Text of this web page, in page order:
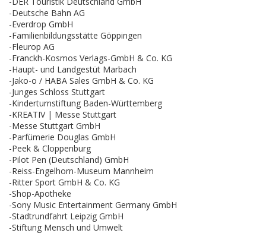
-Deutsche Bahn AG
-Everdrop GmbH
-Familienbildungsstätte Göppingen
-Fleurop AG
-Franckh-Kosmos Verlags-GmbH & Co. KG
-Haupt- und Landgestüt Marbach
-Jako-o / HABA Sales GmbH & Co. KG
-Junges Schloss Stuttgart
-Kinderturnstiftung Baden-Württemberg
-KREATIV | Messe Stuttgart
-Messe Stuttgart GmbH
-Parfümerie Douglas GmbH
-Peek & Cloppenburg
-Pilot Pen (Deutschland) GmbH
-Reiss-Engelhorn-Museum Mannheim
-Ritter Sport GmbH & Co. KG
-Shop-Apotheke
-Sony Music Entertainment Germany GmbH
-Stadtrundfahrt Leipzig GmbH
-Stiftung Mensch und Umwelt